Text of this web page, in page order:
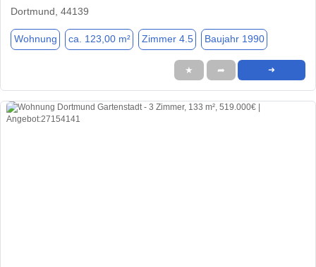
Dortmund, 44139
Wohnung ca. 123,00 m² Zimmer 4.5 Baujahr 1990
★ ➦ ➜